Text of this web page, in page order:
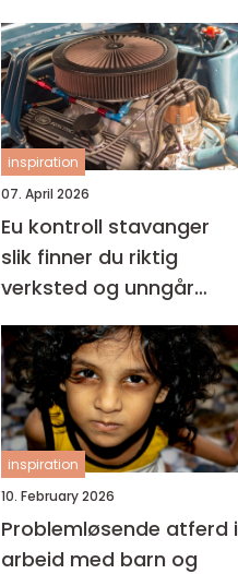
inspiration
07. April 2026
Eu kontroll stavanger
slik finner du riktig
verksted og unngår
overraskelser
inspiration
10. February 2026
Problemløsende atferd i
arbeid med barn og